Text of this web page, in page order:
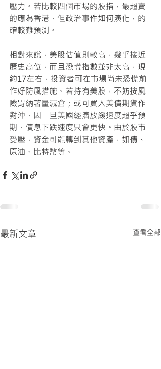
壓力。若比較四個市場的股指，最超賣
的應為香港，但政治事件如何演化，的
確較難預測。
相對來說，美股估值則較高，幾乎接近
歷史高位，而且恐慌指數並非太高，現
約17左右，投資者可在市場尚未恐慌前
作好防風措施。若持有美股，不妨按風
險胃納著量減倉；或可買入美債期貨作
對沖，因一旦美國經濟放緩速度超乎預
期，債息下跌速度只會更快。由於股市
受壓，資金可能轉到其他資產，如債、
原油、比特幣等。
最新文章 查看全部